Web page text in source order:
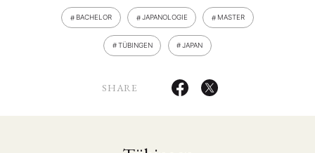
BACHELOR JAPANOLOGIE MASTER
TÜBINGEN JAPAN
SHARE